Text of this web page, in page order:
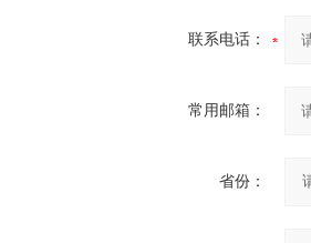
联系电话：
常用邮箱：
省份：